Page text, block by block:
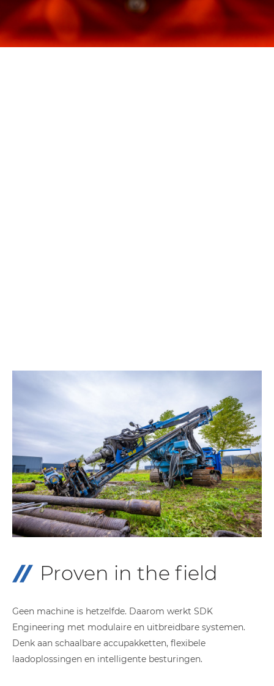
Proven in the field
Geen machine is hetzelfde. Daarom werkt SDK
Engineering met modulaire en uitbreidbare systemen.
Denk aan schaalbare accupakketten, flexibele
laadoplossingen en intelligente besturingen.